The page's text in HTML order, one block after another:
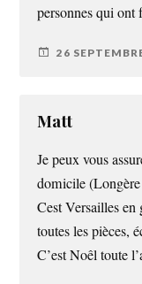
personnes qui
26
Matt
Je peux vous
domicile
Cest Versailles
toutes les pièces,
C’est Noêl toute